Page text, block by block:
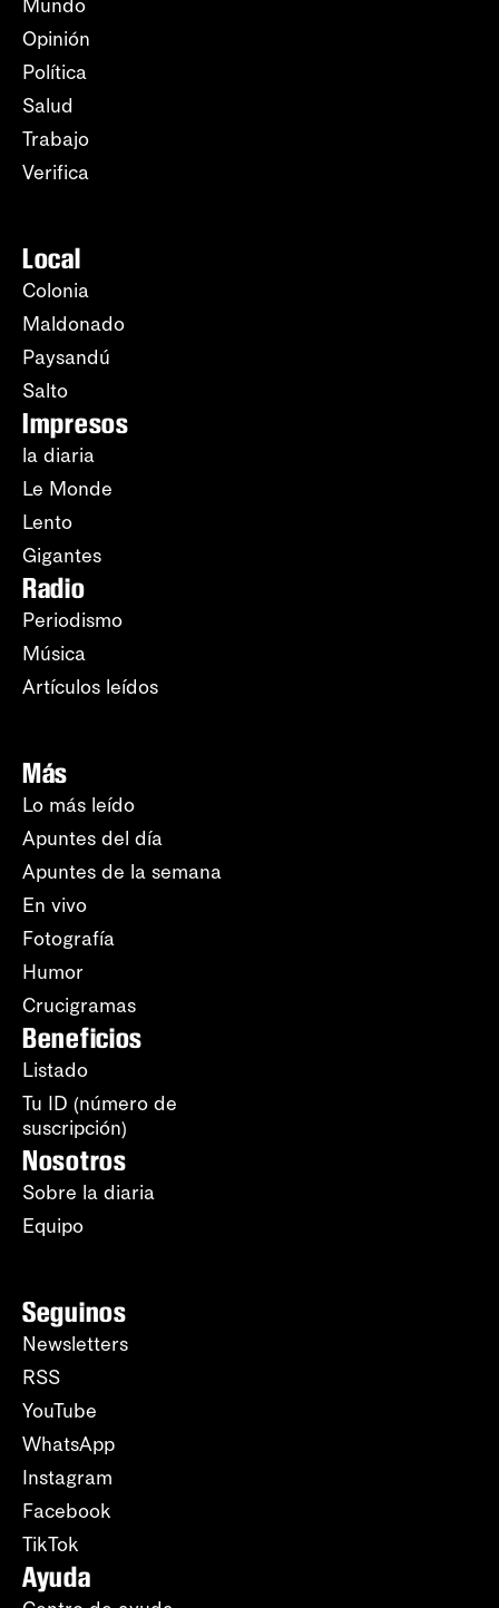
Mundo
Opinión
Política
Salud
Trabajo
Verifica
Local
Colonia
Maldonado
Paysandú
Salto
Impresos
la diaria
Le Monde
Lento
Gigantes
Radio
Periodismo
Música
Artículos leídos
Más
Lo más leído
Apuntes del día
Apuntes de la semana
En vivo
Fotografía
Humor
Crucigramas
Beneficios
Listado
Tu ID (número de
suscripción)
Nosotros
Sobre la diaria
Equipo
Seguinos
Newsletters
RSS
YouTube
WhatsApp
Instagram
Facebook
TikTok
Ayuda